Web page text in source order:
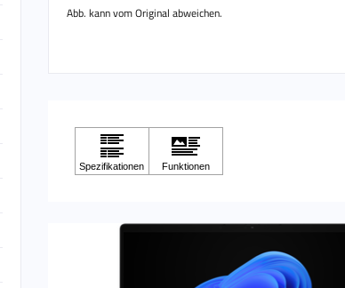
Abb. kann vom Original abweichen.